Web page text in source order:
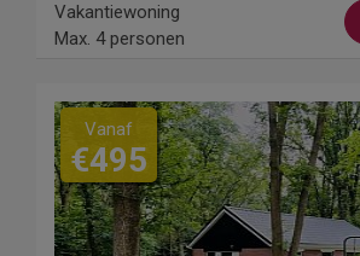
Vakantiewoning
Max. 4 personen
Vanaf
€495